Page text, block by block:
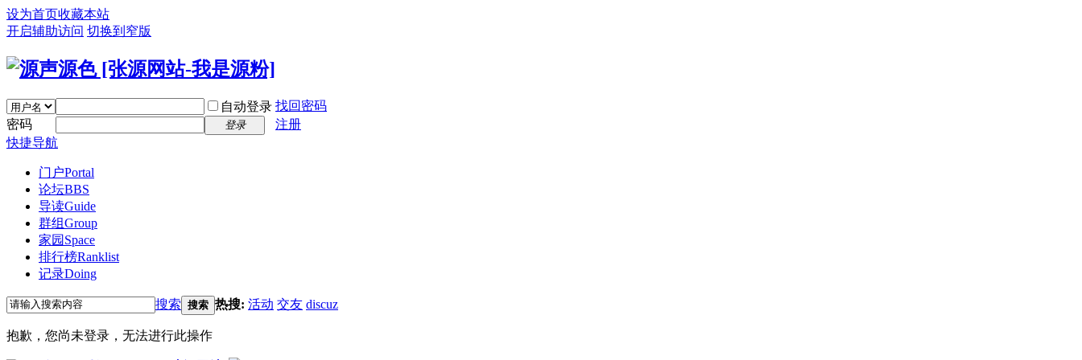
设为首页收藏本站
开启辅助访问 切换到窄版
自动登录 找回密码
密码
登录
注册
快捷导航
门户Portal
论坛BBS
导读Guide
群组Group
家园 Space
排行榜Ranklist
记录Doing
搜索 搜索 热搜: 活动 交友 discuz
抱歉，您尚未登录，无法进行此操作